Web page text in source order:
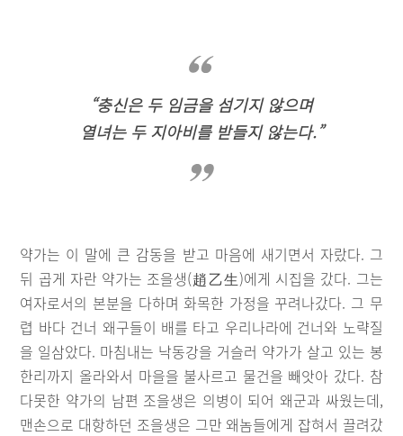
“충신은 두 임금을 섬기지 않으며
열녀는 두 지아비를 받들지 않는다.”
약가는 이 말에 큰 감동을 받고 마음에 새기면서 자랐다. 그
뒤 곱게 자란 약가는 조을생(趙乙生)에게 시집을 갔다. 그는
여자로서의 본분을 다하며 화목한 가정을 꾸려나갔다. 그 무
렵 바다 건너 왜구들이 배를 타고 우리나라에 건너와 노략질
을 일삼았다. 마침내는 낙동강을 거슬러 약가가 살고 있는 봉
한리까지 올라와서 마을을 불사르고 물건을 빼앗아 갔다. 참
다못한 약가의 남편 조을생은 의병이 되어 왜군과 싸웠는데,
맨손으로 대항하던 조을생은 그만 왜놈들에게 잡혀서 끌려갔